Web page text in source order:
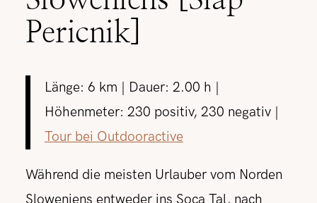
Pericnik]
Länge: 6 km | Dauer: 2.00 h |
Höhenmeter: 230 positiv, 230 negativ |
Tour bei Outdooractive
Während die meisten Urlauber vom Norden